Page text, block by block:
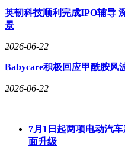
英韧科技顺利完成IPO辅导
景
2026-06-22
Babycare积极回应甲酰胺风
2026-06-22
7月1日起两项电动汽
面升级